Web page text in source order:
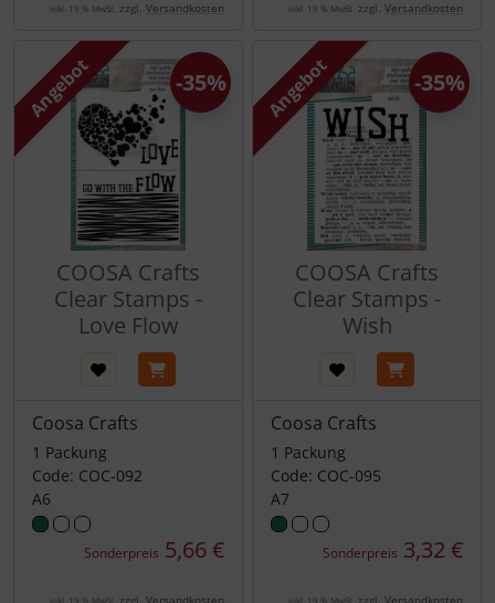
inkl. 19 % MwSt. zzgl. Versandkosten inkl. 19 % MwSt. zzgl. Versandkosten
Angebot
COOSA Crafts
Clear Stamps -
Love Flow
Coosa Crafts
1 Packung
Code: COC-092
A6
Sonderpreis 5,66 €
-35% Angebot
COOSA Crafts
Clear Stamps -
Wish
Coosa Crafts
1 Packung
Code: COC-095
A7
Sonderpreis 3,32 €
-35%